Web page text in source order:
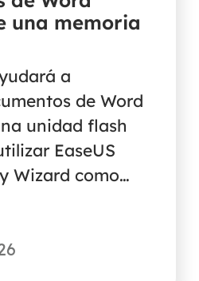
una memoria
a
de Word
unidad flash
EaseUS
Wizard como